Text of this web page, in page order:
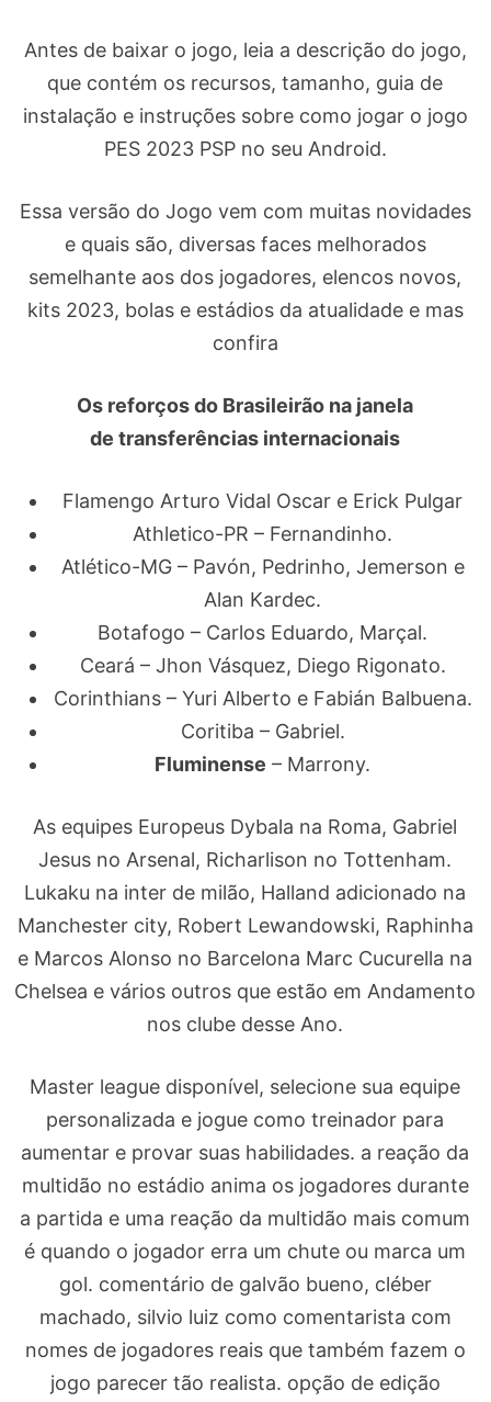
Antes de baixar o jogo, leia a descrição do jogo,
que contém os recursos, tamanho, guia de
instalação e instruções sobre como jogar o jogo
PES 2023 PSP no seu Android.
Essa versão do Jogo vem com muitas novidades
e quais são, diversas faces melhorados
semelhante aos dos jogadores, elencos novos,
kits 2023, bolas e estádios da atualidade e mas
confira
Os reforços do Brasileirão na janela
de transferências internacionais
Flamengo Arturo Vidal Oscar e Erick Pulgar
Athletico-PR – Fernandinho.
Atlético-MG – Pavón, Pedrinho, Jemerson e
Alan Kardec.
Botafogo – Carlos Eduardo, Marçal.
Ceará – Jhon Vásquez, Diego Rigonato.
Corinthians – Yuri Alberto e Fabián Balbuena.
Coritiba – Gabriel.
Fluminense – Marrony.
As equipes Europeus Dybala na Roma, Gabriel
Jesus no Arsenal, Richarlison no Tottenham.
Lukaku na inter de milão, Halland adicionado na
Manchester city, Robert Lewandowski, Raphinha
e Marcos Alonso no Barcelona Marc Cucurella na
Chelsea e vários outros que estão em Andamento
nos clube desse Ano.
Master league disponível, selecione sua equipe
personalizada e jogue como treinador para
aumentar e provar suas habilidades. a reação da
multidão no estádio anima os jogadores durante
a partida e uma reação da multidão mais comum
é quando o jogador erra um chute ou marca um
gol. comentário de galvão bueno, cléber
machado, silvio luiz como comentarista com
nomes de jogadores reais que também fazem o
jogo parecer tão realista. opção de edição